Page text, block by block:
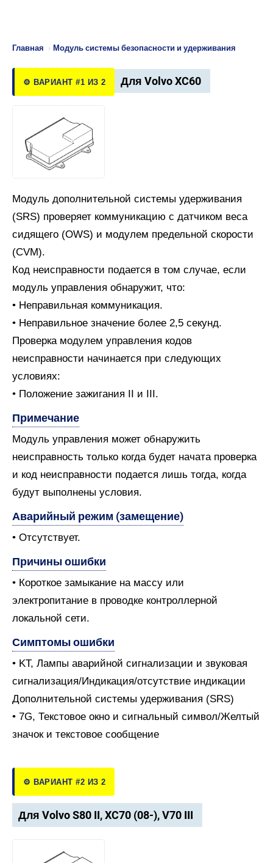
Главная › Модуль системы безопасности и удерживания
⚙️ ВАРИАНТ #1 ИЗ 2 Для Volvo XC60
Модуль дополнительной системы удерживания
(SRS) проверяет коммуникацию с датчиком веса
сидящего (OWS) и модулем предельной скорости
(CVM).
Код неисправности подается в том случае, если
модуль управления обнаружит, что:
• Неправильная коммуникация.
• Неправильное значение более 2,5 секунд.
Проверка модулем управления кодов
неисправности начинается при следующих
условиях:
• Положение зажигания II и III.
Примечание
Модуль управления может обнаружить
неисправность только когда будет начата проверка
и код неисправности подается лишь тогда, когда
будут выполнены условия.
Аварийный режим (замещение)
• Отсутствует.
Причины ошибки
• Короткое замыкание на массу или
электропитание в проводке контроллерной
локальной сети.
Симптомы ошибки
• KT, Лампы аварийной сигнализации и звуковая
сигнализация/Индикация/отсутствие индикации
Дополнительной системы удерживания (SRS)
• 7G, Текстовое окно и сигнальный символ/Желтый
значок и текстовое сообщение
⚙️ ВАРИАНТ #2 ИЗ 2
Для Volvo S80 II, XC70 (08-), V70 III